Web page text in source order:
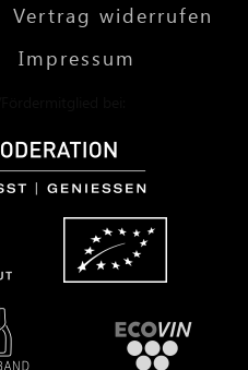
Vertrag widerrufen
Impressum